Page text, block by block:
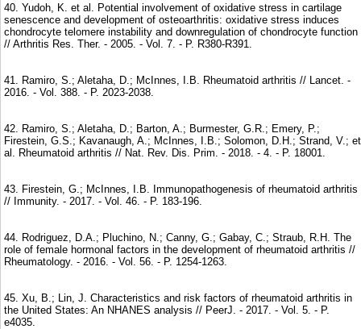
40. Yudoh, K. et al. Potential involvement of oxidative stress in cartilage
senescence and development of osteoarthritis: oxidative stress induces
chondrocyte telomere instability and downregulation of chondrocyte function
// Arthritis Res. Ther. - 2005. - Vol. 7. - P. R380-R391.
41. Ramiro, S.; Aletaha, D.; McInnes, I.B. Rheumatoid arthritis // Lancet. -
2016. - Vol. 388. - P. 2023-2038.
42. Ramiro, S.; Aletaha, D.; Barton, A.; Burmester, G.R.; Emery, P.;
Firestein, G.S.; Kavanaugh, A.; McInnes, I.B.; Solomon, D.H.; Strand, V.; et
al. Rheumatoid arthritis // Nat. Rev. Dis. Prim. - 2018. - 4. - P. 18001.
43. Firestein, G.; McInnes, I.B. Immunopathogenesis of rheumatoid arthritis
// Immunity. - 2017. - Vol. 46. - P. 183-196.
44. Rodriguez, D.A.; Pluchino, N.; Canny, G.; Gabay, C.; Straub, R.H. The
role of female hormonal factors in the development of rheumatoid arthritis //
Rheumatology. - 2016. - Vol. 56. - P. 1254-1263.
45. Xu, B.; Lin, J. Characteristics and risk factors of rheumatoid arthritis in
the United States: An NHANES analysis // PeerJ. - 2017. - Vol. 5. - P.
e4035.